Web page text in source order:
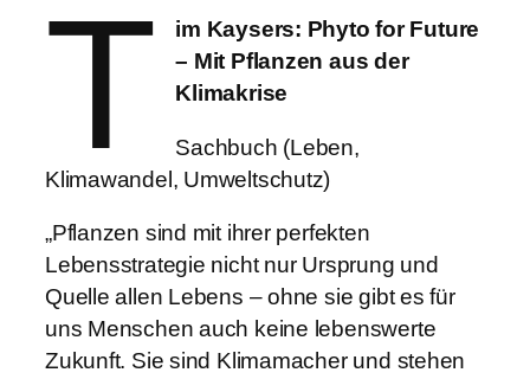
T
im Kaysers: Phyto for Future
– Mit Pflanzen aus der
Klimakrise
Sachbuch (Leben,
Klimawandel, Umweltschutz)
„Pflanzen sind mit ihrer perfekten
Lebensstrategie nicht nur Ursprung und
Quelle allen Lebens – ohne sie gibt es für
uns Menschen auch keine lebenswerte
Zukunft. Sie sind Klimamacher und stehen